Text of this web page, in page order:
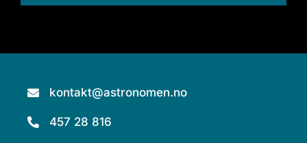
kontakt@astronomen.no
457 28 816